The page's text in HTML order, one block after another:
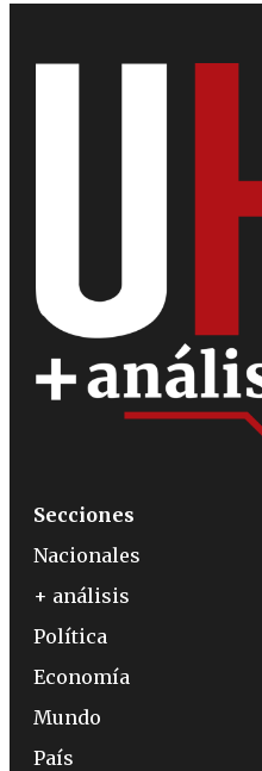
Secciones
Nacionales
+ análisis
Política
Economía
Mundo
País